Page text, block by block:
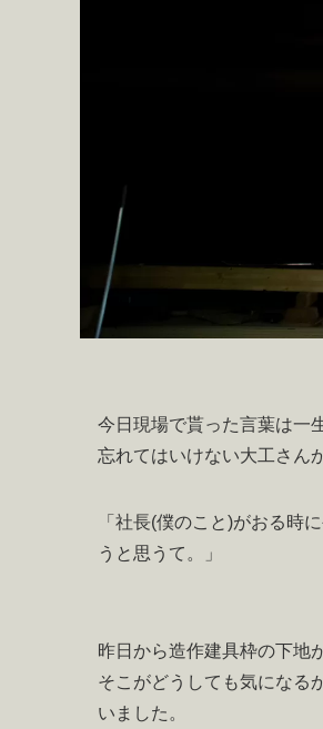
今日現場で貰った言葉は一
忘れてはいけない大工さん
「社長(僕のこと)がおる時
うと思うて。」
昨日から造作建具枠の下地
そこがどうしても気になる
いました。